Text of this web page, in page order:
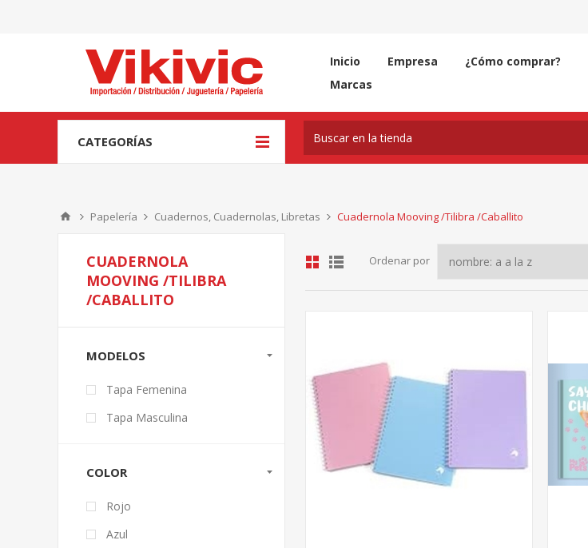
Inicio Empresa ¿Cómo comprar?
Marcas
CATEGORÍAS
Papelería Cuadernos, Cuadernolas, Libretas Cuadernola Mooving /Tilibra /Caballito
Ordenar por
CUADERNOLA
MOOVING /TILIBRA
/CABALLITO
MODELOS
Tapa Femenina
Tapa Masculina
COLOR
Rojo
Azul